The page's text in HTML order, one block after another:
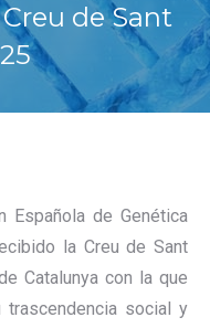
de Sant
Española de Genética
la Creu de Sant
Catalunya con la que
social y